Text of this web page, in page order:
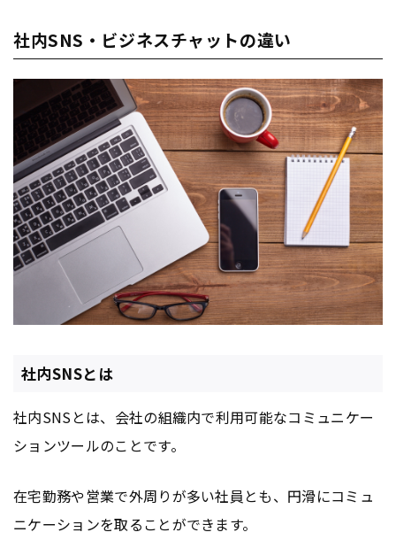
社内SNS・ビジネスチャットの違い
社内SNSとは
社内SNSとは、会社の組織内で利用可能なコミュニケー
ションツールのことです。
在宅勤務や営業で外周りが多い社員とも、円滑にコミュ
ニケーションを取ることができます。